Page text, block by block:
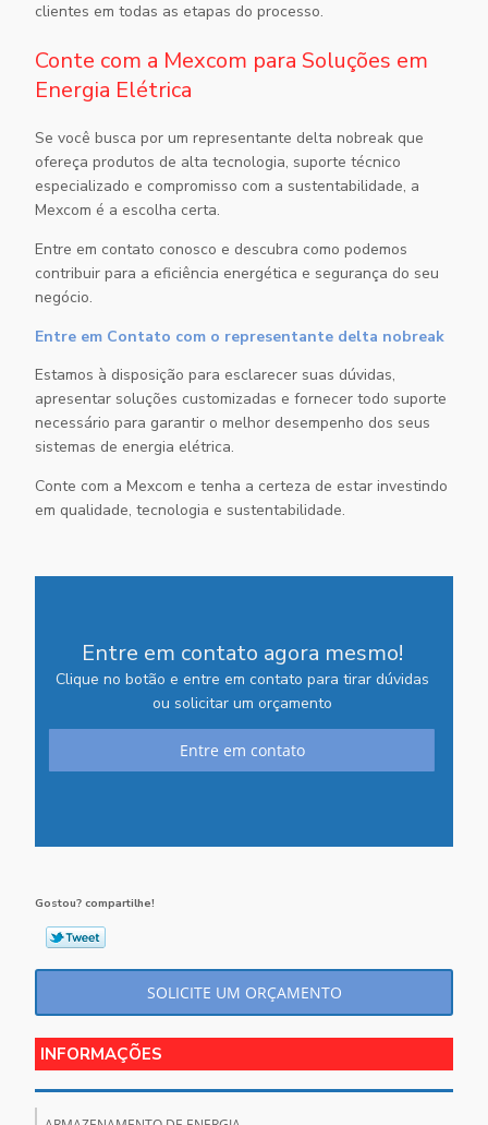
clientes em todas as etapas do processo.
Conte com a Mexcom para Soluções em
Energia Elétrica
Se você busca por umrepresentante delta nobreak que
ofereça produtos de alta tecnologia, suporte técnico
especializado e compromisso com a sustentabilidade, a
Mexcom é a escolha certa.
Entre em contato conosco e descubra como podemos
contribuir para a eficiência energética e segurança do seu
negócio.
Entre em Contato com o representante delta nobreak
Estamos à disposição para esclarecer suas dúvidas,
apresentar soluções customizadas e fornecer todo suporte
necessário para garantir o melhor desempenho dos seus
sistemas de energia elétrica.
Conte com a Mexcom e tenha a certeza de estar investindo
em qualidade, tecnologia e sustentabilidade.
Entre em contato agora mesmo!
Clique no botão e entre em contato para tirar dúvidas
ou solicitar um orçamento
Entre em contato
Gostou? compartilhe!
SOLICITE UM ORÇAMENTO
INFORMAÇÕES